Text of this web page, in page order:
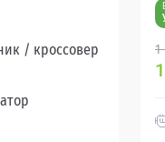
/ кроссовер
1